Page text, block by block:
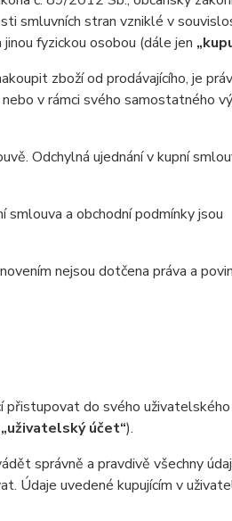
smluvních stran vzniklé v
fyzickou osobou (dále jen
zboží od prodávajícího, je
v rámci svého samostatného
Odchylná ujednání v kupní
a obchodní podmínky jsou
nejsou dotčena práva a
do svého uživatelského
„uživatelský účet“).
správně a pravdivě všechny
Údaje uvedené kupujícím v